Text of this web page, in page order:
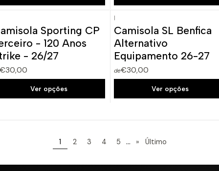
Sporting CP
- 120 Anos
- 26/27
€30,00
Ver opções
|
Camisola SL Benfica
Alternativo
Equipamento 26-27
de€30,00
Ver opções
1 2 3 4 5 ... » Último